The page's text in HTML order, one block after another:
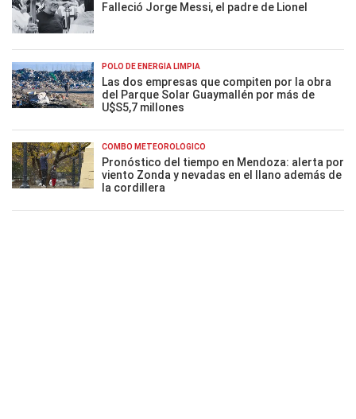
Falleció Jorge Messi, el padre de Lionel
POLO DE ENERGÍA LIMPIA
Las dos empresas que compiten por la obra
del Parque Solar Guaymallén por más de
U$S5,7 millones
COMBO METEOROLÓGICO
Pronóstico del tiempo en Mendoza: alerta por
viento Zonda y nevadas en el llano además de
la cordillera